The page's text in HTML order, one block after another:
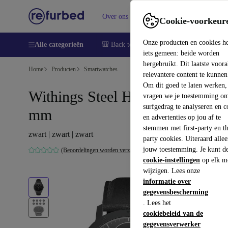
Cookie-
Onze producten en cookies
iets gemeen: beide worden
hergebruikt. Dit laatste
relevantere content te
Om dit goed te laten werken,
vragen we je toestemming
surfgedrag te analyseren en
en advertenties op jou af te
stemmen met first-party en
party cookies. Uiteraard
jouw toestemming. Je kunt
cookie-instellingen op elk
wijzigen. Lees onze
informatie over
gegevensbescherming
. Lees het
cookiebeleid van de
gegevensverwerker
Over ons Verkopen Support
Alle categorieën 🎒 Back to school Smartphones
Home Producten Smartwatches
Withings Steel HR Sapphire 40
mm
zwart | zwart | zwart
(Beoordelingen worden verzameld)